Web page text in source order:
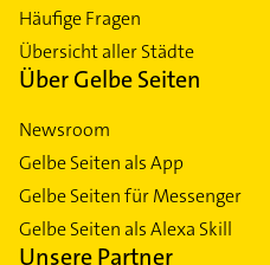
Häufige Fragen
Übersicht aller Städte
Über Gelbe Seiten
Newsroom
Gelbe Seiten als App
Gelbe Seiten für Messenger
Gelbe Seiten als Alexa Skill
Unsere Partner